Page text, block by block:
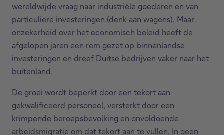
wereldwijde vraag naar industriële goederen en van
particuliere investeringen (denk aan wagens). Maar
onzekerheid over het economisch beleid heeft de
afgelopen jaren een rem gezet op binnenlandse
investeringen en dreef Duitse bedrijven vaker naar het
buitenland.
De groei wordt beperkt door een tekort aan
gekwalificeerd personeel, versterkt door een
krimpende beroepsbevolking en onvoldoende
arbeidsmigratie om dat tekort aan te vullen. In geen